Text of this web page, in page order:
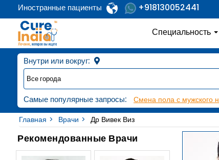
Иностранные пациенты +918130052441
Специальность
Внутри или вокруг:
Самые популярные запросы: Смена пола с мужского
Главная
Врачи Др Вивек Виз
Рекомендованные Врачи